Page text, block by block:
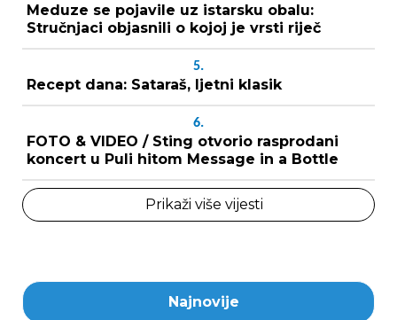
Meduze se pojavile uz istarsku obalu:
Stručnjaci objasnili o kojoj je vrsti riječ
5.
Recept dana: Sataraš, ljetni klasik
6.
FOTO & VIDEO / Sting otvorio rasprodani
koncert u Puli hitom Message in a Bottle
Prikaži više vijesti
Najnovije